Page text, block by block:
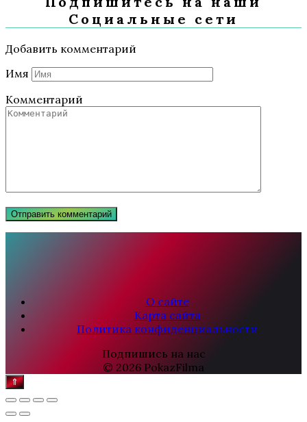
Социальные сети
Добавить комментарий
Имя
Комментарий
О сайте
Карта сайта
Политика конфиденциальности
Подпишись на нас
© 2026 PokazFilma